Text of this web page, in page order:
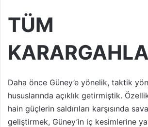
TÜM
Daha önce Güney’e yönelik, taktik
hususlarında açıklık getirmiştik.
hain güçlerin saldırıları karşısında
geliştirmek, Güney’in iç kesimlerine